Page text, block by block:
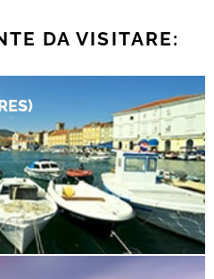
DA VISITARE: